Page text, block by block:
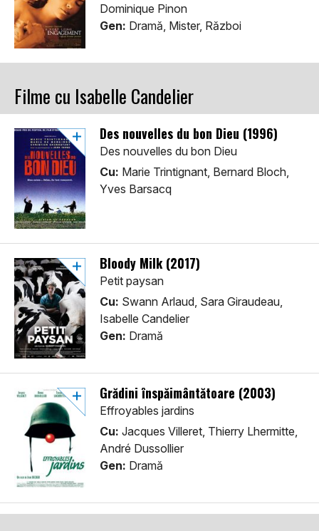
Dominique Pinon
Gen: Dramă, Mister, Război
Filme cu Isabelle Candelier
Des nouvelles du bon Dieu (1996)
Des nouvelles du bon Dieu
Cu: Marie Trintignant, Bernard Bloch,
Yves Barsacq
Bloody Milk (2017)
Petit paysan
Cu: Swann Arlaud, Sara Giraudeau,
Isabelle Candelier
Gen: Dramă
Grădini înspăimântătoare (2003)
Effroyables jardins
Cu: Jacques Villeret, Thierry Lhermitte,
André Dussollier
Gen: Dramă